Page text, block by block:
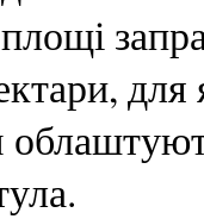
для